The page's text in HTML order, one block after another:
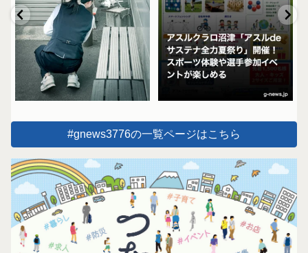
#gnews3776の一覧ページはこちら